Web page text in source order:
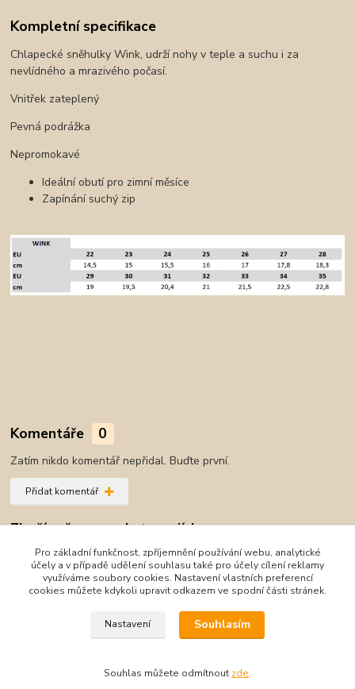
Kompletní specifikace
Chlapecké sněhulky Wink, udrží nohy v teple a suchu i za
nevlídného a mrazivého počasí.
Vnitřek zateplený
Pevná podrážka
Nepromokavé
Ideální obutí pro zimní měsíce
Zapínání suchý zip
Komentáře 0
Zatím nikdo komentář nepřidal. Buďte první.
Přidat komentář
Zboží zařazeno v kategoriích
Zimní obuv
Sněhule
Pro základní funkčnost, zpříjemnění používání webu, analytické
účely a v případě udělení souhlasu také pro účely cílení reklamy
využíváme soubory cookies. Nastavení vlastních preferencí
cookies můžete kdykoli upravit odkazem ve spodní části stránek.
Nastavení Souhlasím
Souhlas můžete odmítnout zde.